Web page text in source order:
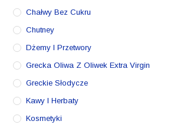
Chałwy Bez Cukru
Chutney
Dżemy I Przetwory
Grecka Oliwa Z Oliwek Extra Virgin
Greckie Słodycze
Kawy I Herbaty
Kosmetyki